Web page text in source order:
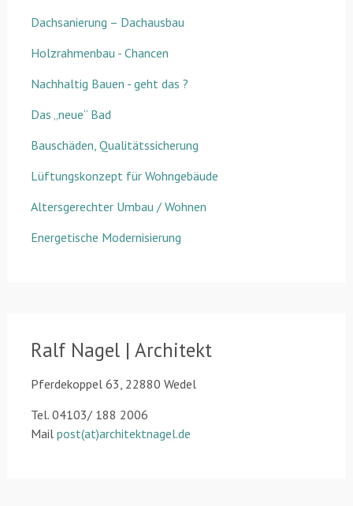
Dachsanierung – Dachausbau
Holzrahmenbau - Chancen
Nachhaltig Bauen - geht das ?
Das „neue“ Bad
Bauschäden, Qualitätssicherung
Lüftungskonzept für Wohngebäude
Altersgerechter Umbau / Wohnen
Energetische Modernisierung
Ralf Nagel | Architekt
Pferdekoppel 63, 22880 Wedel
Tel. 04103/ 188 2006
Mail post(at)architektnagel.de